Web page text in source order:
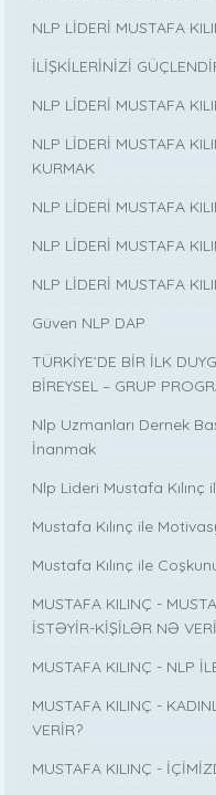
NLP LİDERİ MUSTAFA
İLİŞKİLERİNİZİ
NLP LİDERİ MUSTAFA
NLP LİDERİ MUSTAFA
KURMAK
NLP LİDERİ MUSTAFA
NLP LİDERİ MUSTAFA
NLP LİDERİ MUSTAFA
Güven NLP DAP
TÜRKİYE’DE BİR İLK
BİREYSEL – GRUP
Nlp Uzmanları Dernek
İnanmak
Nlp Lideri Mustafa
Mustafa Kılınç ile
Mustafa Kılınç ile
MUSTAFA KILINÇ -
İSTƏYİR-KİŞİLƏR NƏ
MUSTAFA KILINÇ - NLP
MUSTAFA KILINÇ -
VERİR?
MUSTAFA KILINÇ -